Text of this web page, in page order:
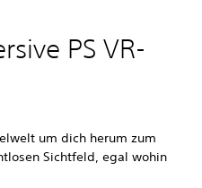
PS VR-
um dich herum zum
Sichtfeld, egal wohin